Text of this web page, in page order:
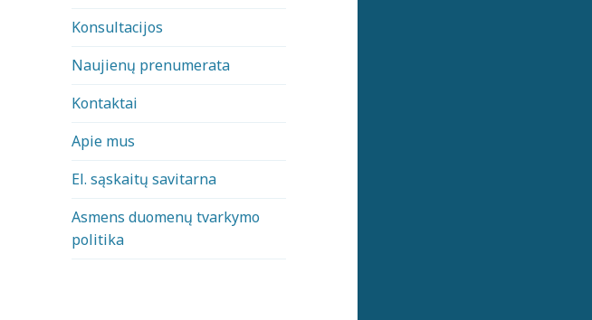
Konsultacijos
Naujienų prenumerata
Kontaktai
Apie mus
El. sąskaitų savitarna
Asmens duomenų tvarkymo
politika